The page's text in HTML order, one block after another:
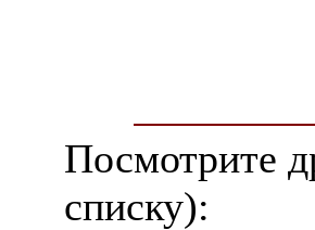
Посмотрите
списку):